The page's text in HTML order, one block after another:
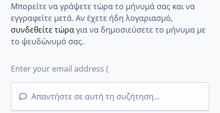
Μπορείτε να γράψετε τώρα το μήνυμά σας και να
εγγραφείτε μετά. Αν έχετε ήδη λογαριασμό,
συνδεθείτε τώραγια να δημοσιεύσετε το μήνυμα με
το ψευδώνυμό σας.
Απαντήστε σε αυτή τη συζήτηση...